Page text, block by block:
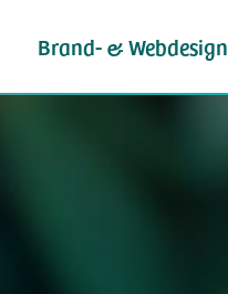
Brand- & Webdesign